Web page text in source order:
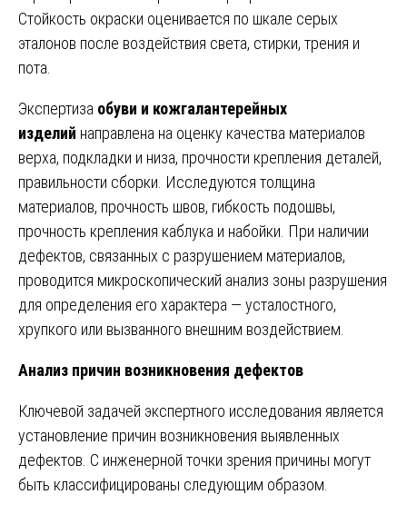
Стойкость окраски оценивается по шкале серых
эталонов после воздействия света, стирки, трения и
пота.
Экспертиза обуви и кожгалантерейных
изделий направлена на оценку качества материалов
верха, подкладки и низа, прочности крепления деталей,
правильности сборки. Исследуются толщина
материалов, прочность швов, гибкость подошвы,
прочность крепления каблука и набойки. При наличии
дефектов, связанных с разрушением материалов,
проводится микроскопический анализ зоны разрушения
для определения его характера — усталостного,
хрупкого или вызванного внешним воздействием.
Анализ причин возникновения дефектов
Ключевой задачей экспертного исследования является
установление причин возникновения выявленных
дефектов. С инженерной точки зрения причины могут
быть классифицированы следующим образом.